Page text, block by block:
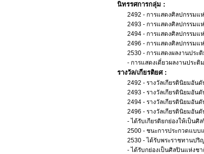
นิทรรศการกลุ่ม :
2492 - การแสดงศิลปกรรมแ
2493 - การแสดงศิลปกรรมแ
2494 - การแสดงศิลปกรรมแ
2496 - การแสดงศิลปกรรมแ
2530 - การแสดงผลงานประ
- การแสดงเดี่ยวผลงานประ
รางวัล/เกียรติยศ :
2492 - รางวัลเกียรตินิยมอัน
2493 - รางวัลเกียรตินิยมอัน
2494 - รางวัลเกียรตินิยมอัน
2496 - รางวัลเกียรตินิยมอัน
- ได้รับเกียรติยกย่องให้เป็นศิ
2500 - ชนะการประกวดแบ
2530 - ได้รับพระราชทานป
- ได้รับกย่องเป็นศิลปินแห่งช